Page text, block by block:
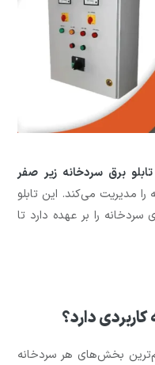
تابلو برق سردخانه زیر صفر
مدیریت می‌کند. این تابلو
سردخانه را بر عهده دارد تا
دارد؟
بخش‌های هر سردخانه